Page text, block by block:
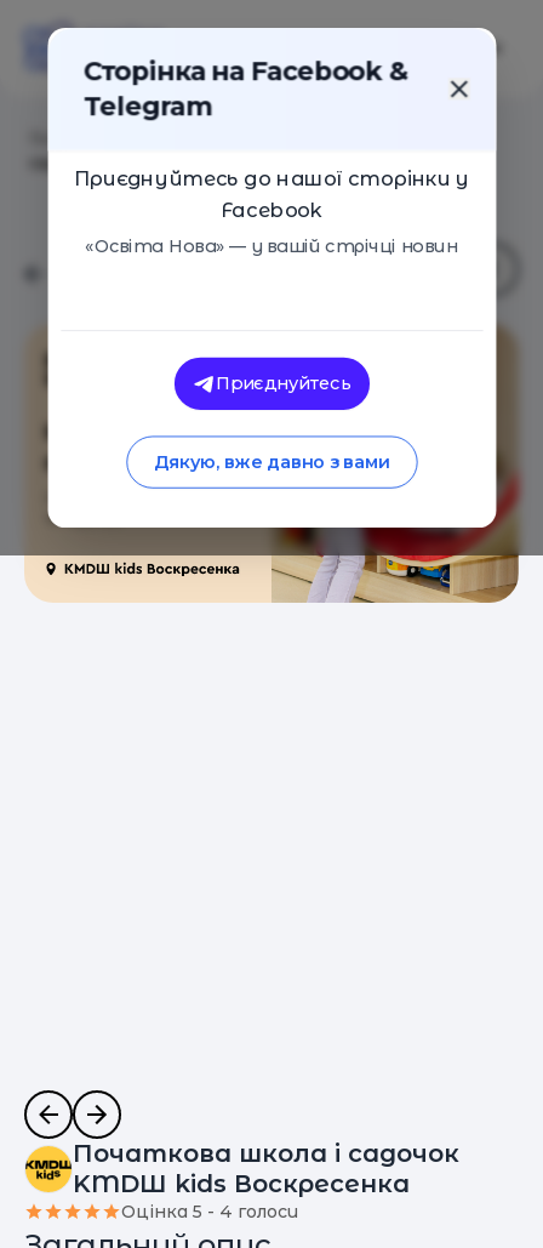
Початкова школа і садочок
KMDШ kids Воскресенка
Оцінка 5 - 4 голоси
Сторінка на Facebook &
Telegram
Приєднуйтесь до нашої сторінки у
Facebook
«Освіта Нова» — у вашій стрічці новин
Приєднуйтесь
Дякую, вже давно з вами